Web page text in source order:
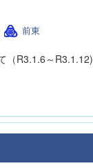
前東
（R3.1.6～R3.1.12)